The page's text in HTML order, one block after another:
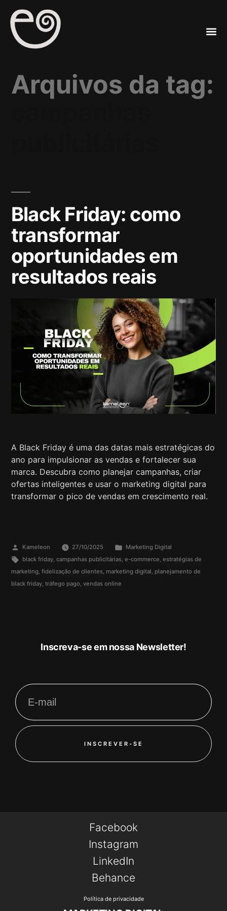
Arquivos da tag:
Black Friday: como
transformar
oportunidades em
resultados reais
A Black Friday é uma das datas mais estratégicas do
ano para impulsionar as vendas e fortalecer sua
marca. Descubra como planejar campanhas, criar
ofertas inteligentes e usar o marketing digital para
transformar o pico de vendas em crescimento real.
Kameleon 27/10/2025
Marketing Digital
black friday, campanhas publicitárias, e-commerce, estratégias de
marketing, fidelização de clientes, marketing digital, planejamento de
black friday, tráfego pago, vendas online
Inscreva-se em nossa Newsletter!
INSCREVER-SE
Facebook
Instagram
LinkedIn
Behance
Política de privacidade